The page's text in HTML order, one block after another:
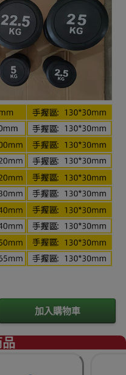
加入購物車
品